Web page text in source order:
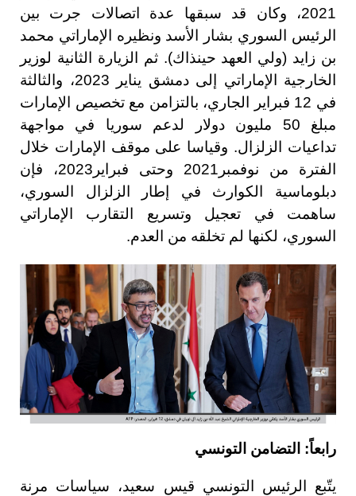
2021، وكان قد سبقها عدة اتصالات جرت بين
الرئيس السوري بشار الأسد ونظيره الإماراتي محمد
بن زايد (ولي العهد حينذاك). ثم الزيارة الثانية لوزير
الخارجية الإماراتي إلى دمشق يناير 2023، والثالثة
في 12 فبراير الجاري، بالتزامن مع تخصيص الإمارات
مبلغ 50 مليون دولار لدعم سوريا في مواجهة
تداعيات الزلزال. وقياسا على موقف الإمارات خلال
الفترة من نوفمبر2021 وحتى فبراير2023، فإن
دبلوماسية الكوارث في إطار الزلزال السوري،
ساهمت في تعجيل وتسريع التقارب الإماراتي
السوري، لكنها لم تخلقه من العدم.
رابعاً: التضامن التونسي
يتّبع الرئيس التونسي قيس سعيد، سياسات مرنة